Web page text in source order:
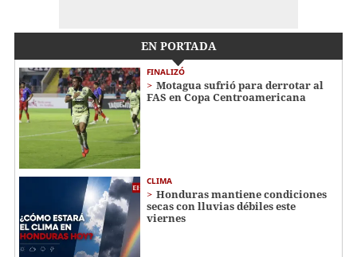
EN PORTADA
FINALIZÓ
Motagua sufrió para derrotar al
FAS en Copa Centroamericana
CLIMA
Honduras mantiene condiciones
secas con lluvias débiles este
viernes